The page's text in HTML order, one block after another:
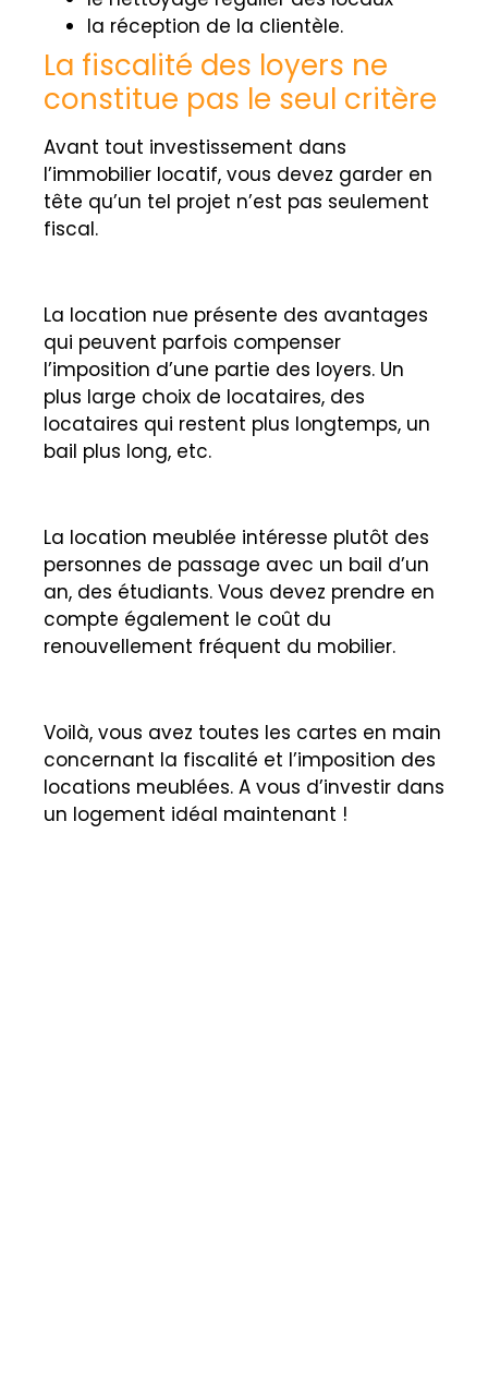
la réception de la clientèle.
La fiscalité des loyers ne
constitue pas le seul critère
Avant tout investissement dans
l’immobilier locatif, vous devez garder en
tête qu’un tel projet n’est pas seulement
fiscal.
La location nue présente des avantages
qui peuvent parfois compenser
l’imposition d’une partie des loyers. Un
plus large choix de locataires, des
locataires qui restent plus longtemps, un
bail plus long, etc.
La location meublée intéresse plutôt des
personnes de passage avec un bail d’un
an, des étudiants. Vous devez prendre en
compte également le coût du
renouvellement fréquent du mobilier.
Voilà, vous avez toutes les cartes en main
concernant la fiscalité et l’imposition des
locations meublées. A vous d’investir dans
un logement idéal maintenant !